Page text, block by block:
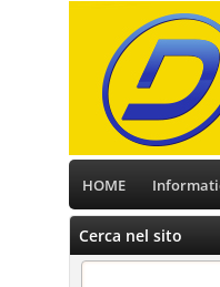
HOME
Cerca nel sito